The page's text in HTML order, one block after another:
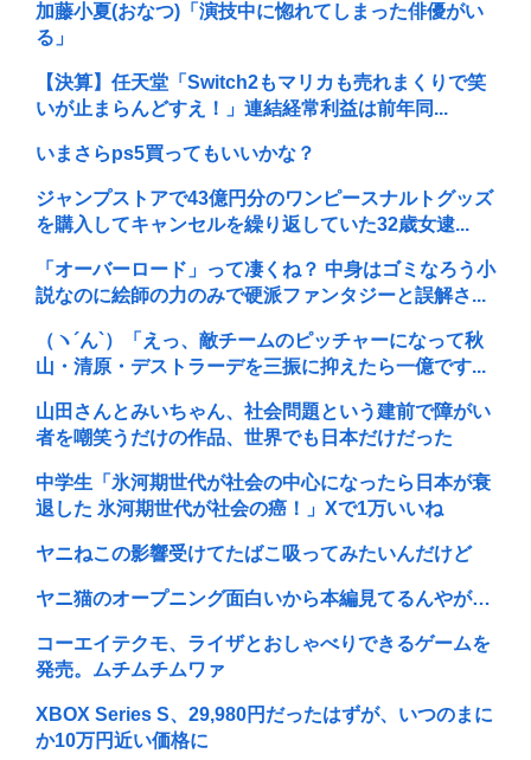
加藤小夏(おなつ)「演技中に惚れてしまった俳優がい
る」
【決算】任天堂「Switch2もマリカも売れまくりで笑
いが止まらんどすえ！」連結経常利益は前年同...
いまさらps5買ってもいいかな？
ジャンプストアで43億円分のワンピースナルトグッズ
を購入してキャンセルを繰り返していた32歳女逮...
「オーバーロード」って凄くね？ 中身はゴミなろう小
説なのに絵師の力のみで硬派ファンタジーと誤解さ...
（ヽ´ん`）「えっ、敵チームのピッチャーになって秋
山・清原・デストラーデを三振に抑えたら一億です...
山田さんとみいちゃん、社会問題という建前で障がい
者を嘲笑うだけの作品、世界でも日本だけだった
中学生「氷河期世代が社会の中心になったら日本が衰
退した 氷河期世代が社会の癌！」Xで1万いいね
ヤニねこの影響受けてたばこ吸ってみたいんだけど
ヤニ猫のオープニング面白いから本編見てるんやが…
コーエイテクモ、ライザとおしゃべりできるゲームを
発売。ムチムチムワァ
XBOX Series S、29,980円だったはずが、いつのまに
か10万円近い価格に